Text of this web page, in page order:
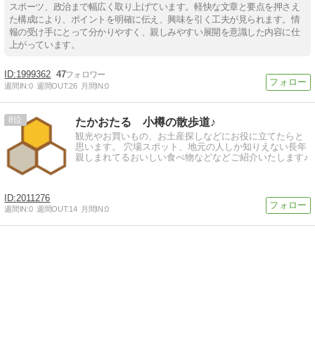
スポーツ、政治まで幅広く取り上げています。軽快な文章と要点を押さえ
た構成により、ポイントを明確に伝え、興味を引く工夫が見られます。情
報の受け手にとって分かりやすく、親しみやすい展開を意識した内容に仕
上がっています。
1999362 47
週間IN:0 週間OUT:26 月間IN:0
8 たかおたる 小樽の散歩道♪
観光やお買いもの、お土産探しなどにお役に立てたらと
思います。 穴場スポット、地元の人しか知りえない長年
親しまれてるおいしい食べ物などなどご紹介いたします♪
2011276
週間IN:0 週間OUT:14 月間IN:0